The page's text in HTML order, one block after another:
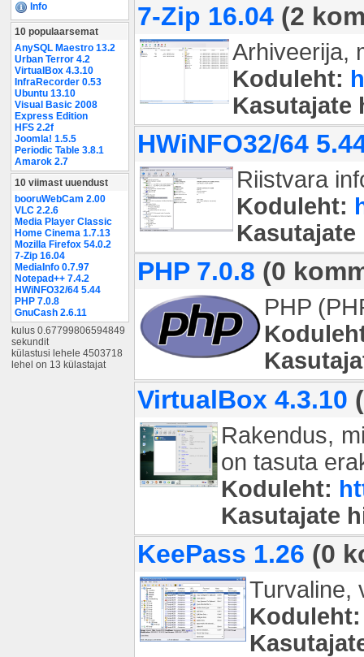
Info
10 populaarsemat
AnySQL Maestro 13.2
Urban Terror 4.2
VirtualBox 4.3.10
InfraRecorder 0.53
Ubuntu 13.10
Visual Basic 2008
Express Edition
HFS 2.2f
Joomla! 1.5.5
Periodic Table 3.8.1
Amarok 2.7
10 viimast uuendust
booruWebCam 2.00
VLC 2.2.6
Media Player Classic
Home Cinema 1.7.13
Mozilla Firefox 54.0.2
7-Zip 16.04
MediaInfo 0.7.97
Notepad++ 7.4.2
HWiNFO32/64 5.44
PHP 7.0.8
GnuCash 2.6.11
kulus 0.67799806594849
sekundit
külastusi lehele 4503718
lehel on 13 külastajat
7-Zip 16.04 (2
Arhiveerija,
Koduleht:
HWiNFO32/64
Riistvara
Koduleht:
PHP 7.0.8 (0
PHP
VirtualBox 4.3.10
Rakendus,
on tasuta
Koduleht:
Kasutajate
KeePass 1.26 (0
Turvaline,
Koduleht: